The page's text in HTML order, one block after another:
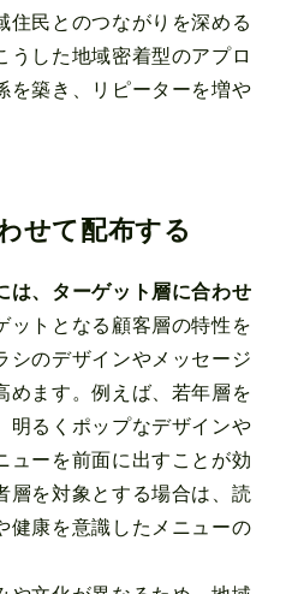
住民とのつながりを深める
うした地域密着型のアプロ
を築き、リピーターを増や
せて配布する
は、ターゲット層に合わせ
ットとなる顧客層の特性を
シのデザインやメッセージ
めます。例えば、若年層を
明るくポップなデザインや
ューを前面に出すことが効
層を対象とする場合は、読
健康を意識したメニューの